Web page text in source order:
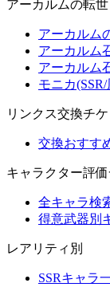
アーカルムの転世
アーカルム
アーカルム
アーカルム
モニカ
リンクス交換チケ
交換おすす
キャラクター評
全キャラ検
得意武器別
レアリティ別
SSRキャラ